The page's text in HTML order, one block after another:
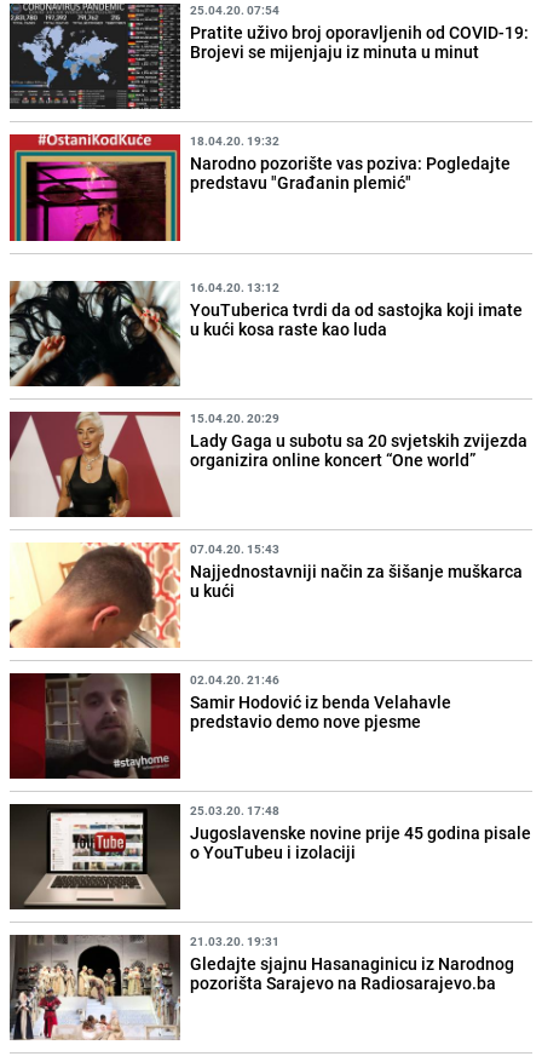
25.04.20. 07:54
Pratite uživo broj oporavljenih od COVID-19:
Brojevi se mijenjaju iz minuta u minut
18.04.20. 19:32
Narodno pozorište vas poziva: Pogledajte
predstavu "Građanin plemić"
16.04.20. 13:12
YouTuberica tvrdi da od sastojka koji imate
u kući kosa raste kao luda
15.04.20. 20:29
Lady Gaga u subotu sa 20 svjetskih zvijezda
organizira online koncert “One world”
07.04.20. 15:43
Najjednostavniji način za šišanje muškarca
u kući
02.04.20. 21:46
Samir Hodović iz benda Velahavle
predstavio demo nove pjesme
25.03.20. 17:48
Jugoslavenske novine prije 45 godina pisale
o YouTubeu i izolaciji
21.03.20. 19:31
Gledajte sjajnu Hasanaginicu iz Narodnog
pozorišta Sarajevo na Radiosarajevo.ba